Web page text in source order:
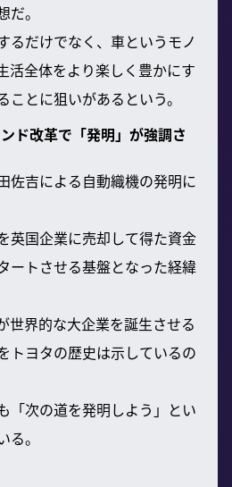
。
るだけでなく、車というモノ
活全体をより楽しく豊かにす
ことに狙いがあるという。
ド改革で「発明」が強調さ
佐吉による自動織機の発明に
英国企業に売却して得た資金
ートさせる基盤となった経緯
世界的な大企業を誕生させる
トヨタの歴史は示しているの
「次の道を発明しよう」とい
。